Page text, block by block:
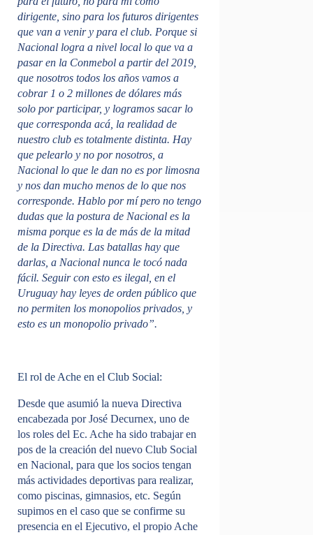
dirigente, sino para los futuros dirigentes
que van a venir y para el club. Porque si
Nacional logra a nivel local lo que va a
pasar en la Conmebol a partir del 2019,
que nosotros todos los años vamos a
cobrar 1 o 2 millones de dólares más
solo por participar, y logramos sacar lo
que corresponda acá, la realidad de
nuestro club es totalmente distinta. Hay
que pelearlo y no por nosotros, a
Nacional lo que le dan no es por limosna
y nos dan mucho menos de lo que nos
corresponde. Hablo por mí pero no tengo
dudas que la postura de Nacional es la
misma porque es la de más de la mitad
de la Directiva. Las batallas hay que
darlas, a Nacional nunca le tocó nada
fácil. Seguir con esto es ilegal, en el
Uruguay hay leyes de orden público que
no permiten los monopolios privados, y
esto es un monopolio privado”.
El rol de Ache en el Club Social:
Desde que asumió la nueva Directiva
encabezada por José Decurnex, uno de
los roles del Ec. Ache ha sido trabajar en
pos de la creación del nuevo Club Social
en Nacional, para que los socios tengan
más actividades deportivas para realizar,
como piscinas, gimnasios, etc. Según
supimos en el caso que se confirme su
presencia en el Ejecutivo, el propio Ache